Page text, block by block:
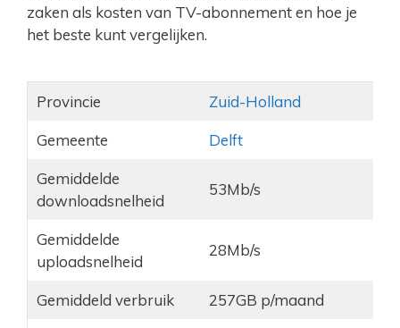
zaken als kosten van TV-abonnement en hoe je
het beste kunt vergelijken.
Provincie Zuid-Holland
Gemeente Delft
Gemiddelde
downloadsnelheid
53Mb/s
Gemiddelde
uploadsnelheid
28Mb/s
Gemiddeld verbruik 257GB p/maand